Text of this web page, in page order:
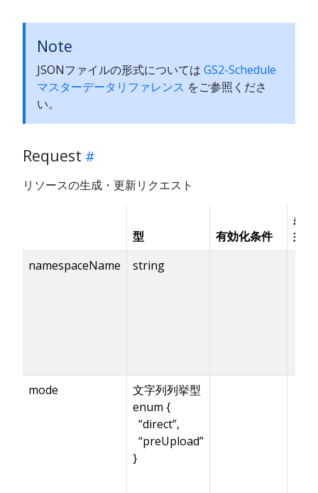
Note
JSONファイルの形式については GS2-Schedule
マスターデータリファレンス をご参照くださ
い。
Request
リソースの生成・更新リクエスト
型 有効化条件
必
須
namespaceName
string
mode
文字列列挙型
enum {
“direct”,
“preUpload”
}